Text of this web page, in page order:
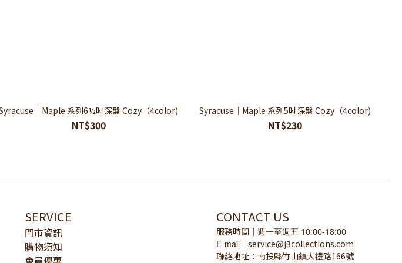
｜Maple 系列6½吋深盤 Cozy（4color)
NT$300
Syracuse｜Maple 系列5吋深盤 Cozy（4color)
NT$230
SERVICE
門市資訊
購物須知
CONTACT US
服務時間 ｜ 週一至週五 10:00-18:00
E-mail ｜ service@j3collections.com
聯絡地址：南投縣竹山鎮大禮路166號